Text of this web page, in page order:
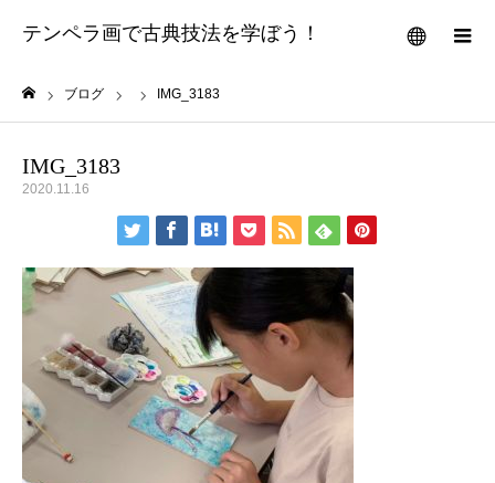
テンペラ画で古典技法を学ぼう！ メニュー
ブログ IMG_3183
IMG_3183
2020.11.16